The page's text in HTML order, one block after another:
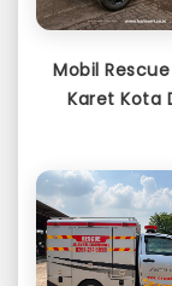
Mobil
Karet Kota